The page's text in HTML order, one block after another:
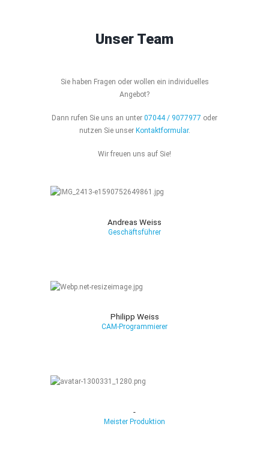
Unser Team
Sie haben Fragen oder wollen ein individuelles
Angebot?
Dann rufen Sie uns an unter 07044 / 9077977 oder
nutzen Sie unser Kontaktformular.
Wir freuen uns auf Sie!
Andreas Weiss
Geschäftsführer
Philipp Weiss
CAM-Programmierer
-
Meister Produktion